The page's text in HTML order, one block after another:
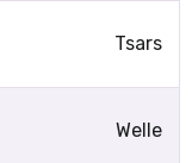
Tsars
Welle